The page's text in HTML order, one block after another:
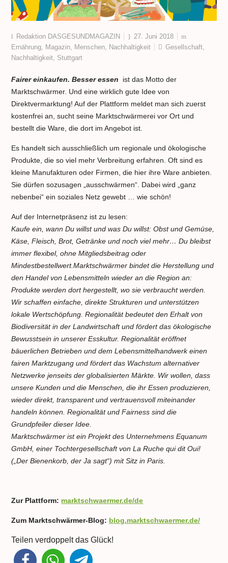
Redaktion DASGESUNDMAGAZIN
27. Juni 2018
Ernährung Magazin Menschen Nachhaltigkeit Gesellschaft
Nachhaltigkeit Stuttgart
Fairer einkaufen. Besser essen
ist das Motto der
Marktschwärmer. Und eine wirklich gute Idee von
Direktvermarktung! Auf der Plattform meldet man sich zuerst
kostenfrei an, sucht seine Marktschwärmerei vor Ort und
bestellt die Ware, die dort im Angebot ist.
Es handelt sich ausschließlich um regionale und ökologische
Produkte, die so viel mehr Verbreitung erfahren. Oft sind es
kleine Manufakturen oder Firmen, die hier ihre Ware anbieten.
Sie dürfen sozusagen „ausschwärmen“. Dabei wird „ganz
nebenbei“ ein soziales Netz gewebt … wie schön!
Auf der Internetpräsenz ist zu lesen:
Kaufe ein, wann Du willst und was Du willst: Obst und Gemüse,
Käse, Fleisch, Brot, Getränke und noch viel mehr… Du bleibst
immer flexibel, ohne Mitgliedsbeitrag oder
Mindestbestellwert.Marktschwärmer bindet die Herstellung und
den Handel von Lebensmitteln wieder an die Region an:
Produkte werden dort hergestellt, wo sie verbraucht werden.
Wir schaffen einfache, direkte Strukturen und unterstützen
lokale Wertschöpfung. Regionalität bedeutet den Erhalt von
Biodiversität in der Landwirtschaft und fördert das ökologische
Bewusstsein in unserer Esskultur. Regionalität eröffnet
bäuerlichen Betrieben und dem Lebensmittelhandwerk einen
fairen Marktzugang und fördert das Wachstum alternativer
Netzwerke jenseits der globalisierten Märkte. Wir wollen, dass
unsere Kunden und die Menschen, die ihr Essen produzieren,
wieder direkt, transparent und vertrauensvoll miteinander
handeln können. Regionalität und Fairness sind die
Grundpfeiler dieser Idee.
Marktschwärmer ist ein Projekt des Unternehmens Equanum
GmbH, einer Tochtergesellschaft vonLa Ruche qui dit Oui!
(„Der Bienenkorb, der Ja sagt“) mit Sitz in Paris.
Zur Plattform: marktschwaermer.de/de
Zum Marktschwärmer-Blog: blog.marktschwaermer.de/
Teilen verdoppelt das Glück!